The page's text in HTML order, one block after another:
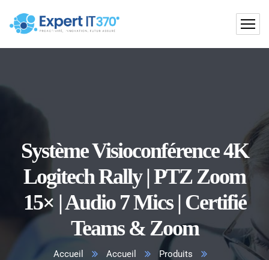
Système Visioconférence 4K
Logitech Rally | PTZ Zoom
15× | Audio 7 Mics | Certifié
Teams & Zoom
Accueil Accueil
Produits